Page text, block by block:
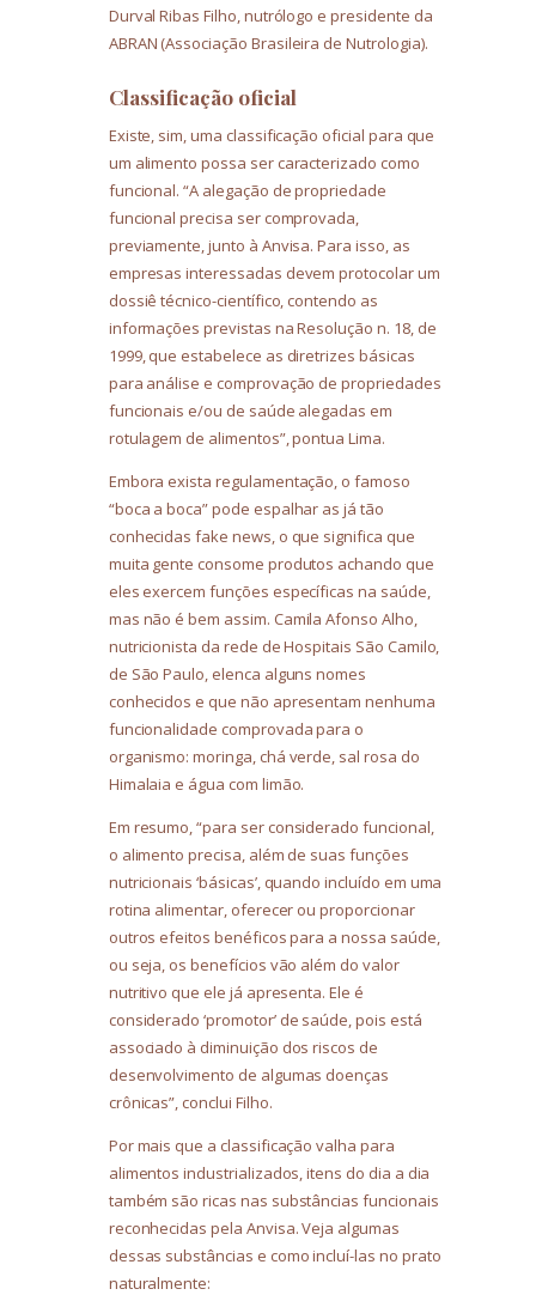
Durval Ribas Filho, nutrólogo e presidente da
ABRAN (Associação Brasileira de Nutrologia).
Classificação oficial
Existe, sim, uma classificação oficial para que
um alimento possa ser caracterizado como
funcional. “A alegação de propriedade
funcional precisa ser comprovada,
previamente, junto à Anvisa. Para isso, as
empresas interessadas devem protocolar um
dossiê técnico-científico, contendo as
informações previstas na Resolução n. 18, de
1999, que estabelece as diretrizes básicas
para análise e comprovação de propriedades
funcionais e/ou de saúde alegadas em
rotulagem de alimentos”, pontua Lima.
Embora exista regulamentação, o famoso
“boca a boca” pode espalhar as já tão
conhecidas fake news, o que significa que
muita gente consome produtos achando que
eles exercem funções específicas na saúde,
mas não é bem assim. Camila Afonso Alho,
nutricionista da rede de Hospitais São Camilo,
de São Paulo, elenca alguns nomes
conhecidos e que não apresentam nenhuma
funcionalidade comprovada para o
organismo: moringa, chá verde, sal rosa do
Himalaia e água com limão.
Em resumo, “para ser considerado funcional,
o alimento precisa, além de suas funções
nutricionais ‘básicas’, quando incluído em uma
rotina alimentar, oferecer ou proporcionar
outros efeitos benéficos para a nossa saúde,
ou seja, os benefícios vão além do valor
nutritivo que ele já apresenta. Ele é
considerado ‘promotor’ de saúde, pois está
associado à diminuição dos riscos de
desenvolvimento de algumas doenças
crônicas”, conclui Filho.
Por mais que a classificação valha para
alimentos industrializados, itens do dia a dia
também são ricas nas substâncias funcionais
reconhecidas pela Anvisa. Veja algumas
dessas substâncias e como incluí-las no prato
naturalmente: